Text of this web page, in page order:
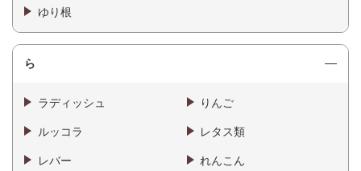
ゆり根
ら
ラディッシュ りんご
ルッコラ レタス類
レバー れんこん